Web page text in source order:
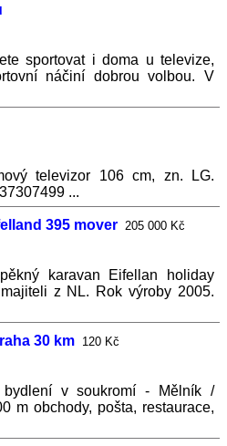
sportovat i doma u televize,
náčiní dobrou volbou. V
televizor 106 cm, zn. LG.
...
395 mover 205 000 Kč
karavan Eifellan holiday
z NL. Rok výroby 2005.
30 km 120 Kč
bydlení v soukromí - Mělník /
m obchody, pošta, restaurace,